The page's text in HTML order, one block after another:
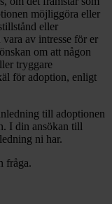
möjliggöra eller
eller
av intresse för er
om att någon
tryggare
för adoption, enligt
till adoptionen
I din ansökan till
ni har.
fråga.